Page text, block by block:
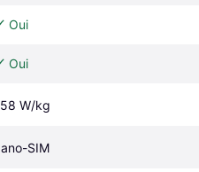
Oui
Oui
W/kg
SIM